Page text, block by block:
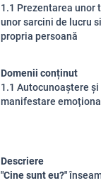
1.1 Prezentarea unor
unor sarcini de lucru
propria persoană
Domenii conținut
1.1 Autocunoaștere
manifestare
Descriere
"Cine sunt eu?"